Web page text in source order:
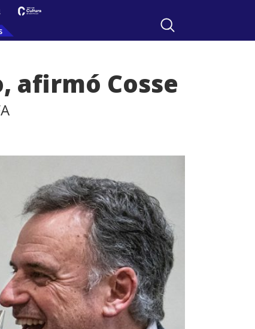
afirmó Cosse